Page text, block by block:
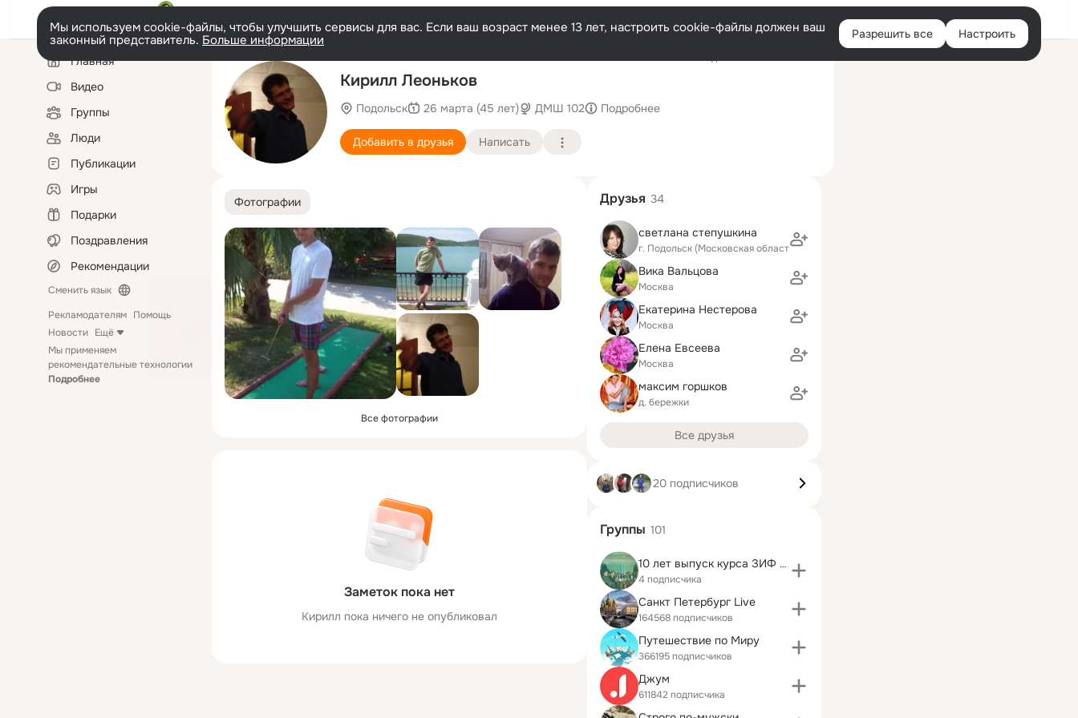
Войти
Мы используем cookie-файлы, чтобы улучшить сервисы для вас. Если ваш возраст менее 13 лет, настроить cookie-файлы должен ваш
законный представитель. Больше информации Разрешить все Настроить
Левая
колонкаГлавная
Видео
Группы
Люди
Публикации
Игры
Подарки
Поздравления
Рекомендации
Сменить язык
Рекламодателям Помощь
Новости Ещё
Мы применяем
рекомендательные технологии
Подробнее
Кирилл Леоньков
Подольск 26 марта (45 лет) ДМШ 102 Подробнее
Добавить в друзья Написать
Фотографии
Все фотографии
Заметок пока нет
Кирилл пока ничего не опубликовал
Друзья 34
светлана степушкина
г. Подольск (Московская область)
Вика Вальцова
Москва
Екатерина Нестерова
Москва
Елена Евсеева
Москва
максим горшков
д. бережки
Все друзья
20 подписчиков
Группы 101
10 лет выпуск курса ЗИФ 1998-2003 года
4 подписчика
Санкт Петербург Live
164568 подписчиков
Путешествие по Миру
366195 подписчиков
Джум
611842 подписчика